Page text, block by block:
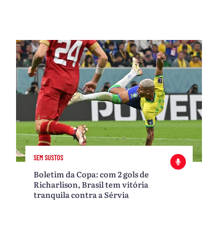
SEM SUSTOS
Boletim da Copa: com 2 gols de
Richarlison, Brasil tem vitória
tranquila contra a Sérvia